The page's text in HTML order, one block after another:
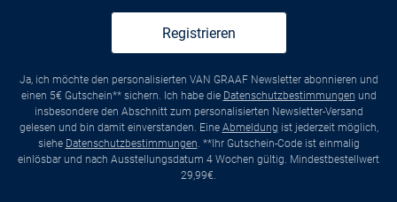
Registrieren
Ja, ich möchte den personalisierten VAN GRAAF Newsletter abonnieren und
einen 5€ Gutschein** sichern. Ich habe die Datenschutzbestimmungen und
insbesondere den Abschnitt zum personalisierten Newsletter-Versand
gelesen und bin damit einverstanden. Eine Abmeldung ist jederzeit möglich,
siehe Datenschutzbestimmungen. **Ihr Gutschein-Code ist einmalig
einlösbar und nach Ausstellungsdatum 4 Wochen gültig. Mindestbestellwert
29,99€.